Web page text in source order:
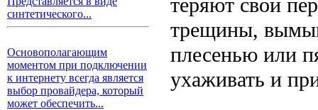
синтетического...
Основополагающим
моментом при подключении
к интернету всегда является
выбор провайдера, который
может обеспечить...
теряют свои
трещины,
плесенью или
ухаживать и